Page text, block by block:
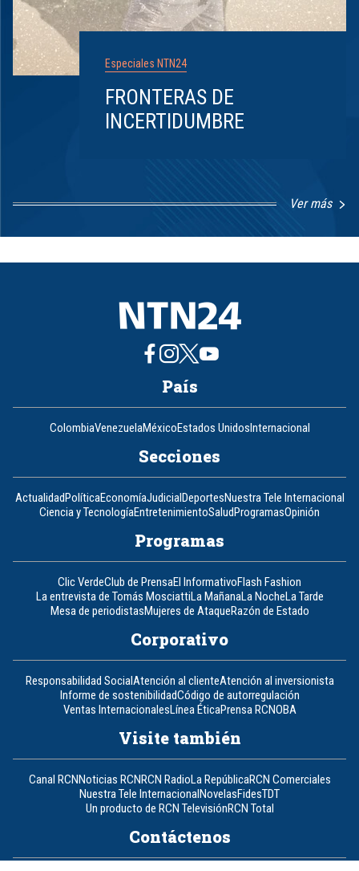
Especiales NTN24
FRONTERAS DE
INCERTIDUMBRE
Ver más
1
8
País
ColombiaVenezuelaMéxicoEstados UnidosInternacional
Secciones
ActualidadPolíticaEconomíaJudicialDeportesNuestra Tele Internacional
Ciencia y TecnologíaEntretenimientoSaludProgramasOpinión
Programas
Clic VerdeClub de PrensaEl InformativoFlash Fashion
La entrevista de Tomás MosciattiLa MañanaLa NocheLa Tarde
Mesa de periodistasMujeres de AtaqueRazón de Estado
Corporativo
Responsabilidad SocialAtención al clienteAtención al inversionista
Informe de sostenibilidadCódigo de autorregulación
Ventas InternacionalesLínea ÉticaPrensa RCNOBA
Visite también
Canal RCNNoticias RCNRCN RadioLa RepúblicaRCN Comerciales
Nuestra Tele InternacionalNovelasFidesTDT
Un producto de RCN TelevisiónRCN Total
Contáctenos